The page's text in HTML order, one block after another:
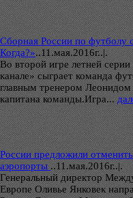
Сборная России по футболу
Когда?»..11.мая.2016г..|.
Во второй игре летней
канале» сыграет команда
главным тренером
капитана команды.Игра...
России предложили
аэропорты ..11.мая.2016г..|.
Генеральный директор
Европе Оливье Янковек